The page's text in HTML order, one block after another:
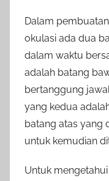
Dalam
okulasi ada dua
dalam waktu
adalah batang
bertanggung
yang kedua
batang atas yang
untuk kemudian
Untuk